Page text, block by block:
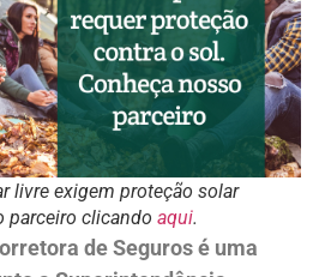
livre exigem proteção solar
parceiro clicando aqui.
de Seguros é uma